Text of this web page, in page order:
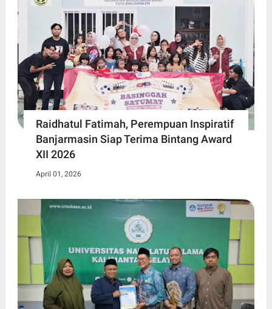
Raidhatul Fatimah, Perempuan Inspiratif
Banjarmasin Siap Terima Bintang Award
XII 2026
April 01, 2026